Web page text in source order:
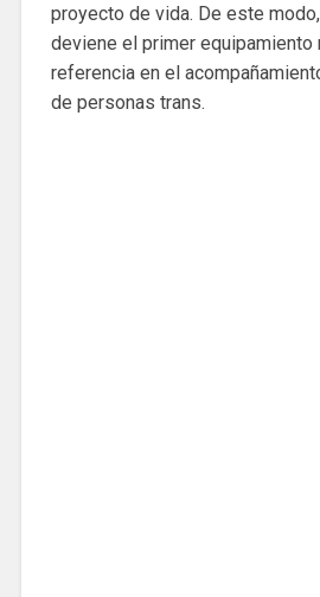
proyecto de vida. De este
deviene el primer equipamiento
referencia en el
de personas trans.